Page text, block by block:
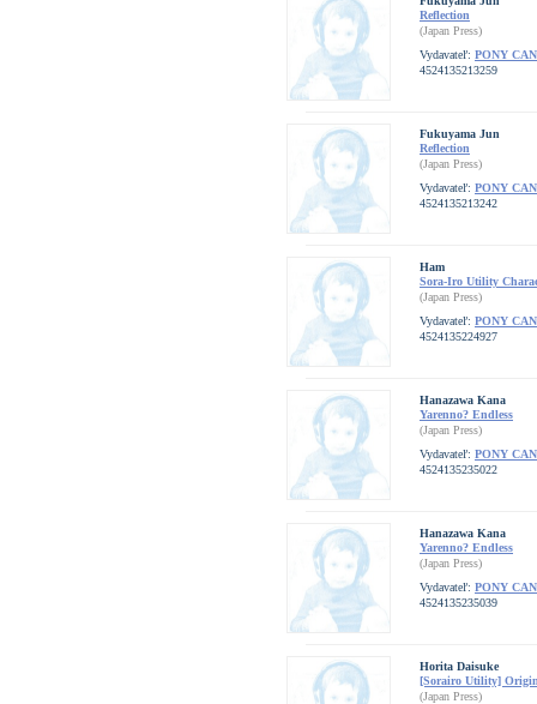
Reflection
(Japan Press)
Vydavateľ: PONY
4524135213259
Fukuyama Jun
Reflection
(Japan Press)
Vydavateľ: PONY
4524135213242
Ham
Sora-Iro Utility
(Japan Press)
Vydavateľ: PONY
4524135224927
Hanazawa Kana
Yarenno? Endless
(Japan Press)
Vydavateľ: PONY
4524135235022
Hanazawa Kana
Yarenno? Endless
(Japan Press)
Vydavateľ: PONY
4524135235039
Horita Daisuke
[Sorairo Utility]
(Japan Press)